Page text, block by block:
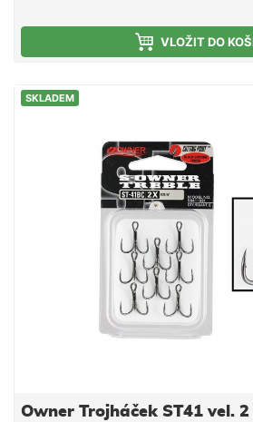
VLOŽIT DO
SKLADEM
Owner Trojháček ST41 vel. 2